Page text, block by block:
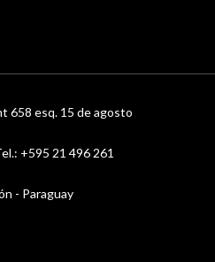
658 esq. 15 de agosto
+595 21 496 261
- Paraguay